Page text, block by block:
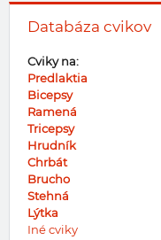
Databáza cvikov
Cviky na:
Predlaktia
Bicepsy
Ramená
Tricepsy
Hrudník
Chrbát
Brucho
Stehná
Lýtka
Iné cviky